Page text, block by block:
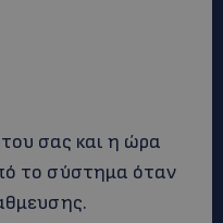
σας και η ώρα
το σύστημα όταν